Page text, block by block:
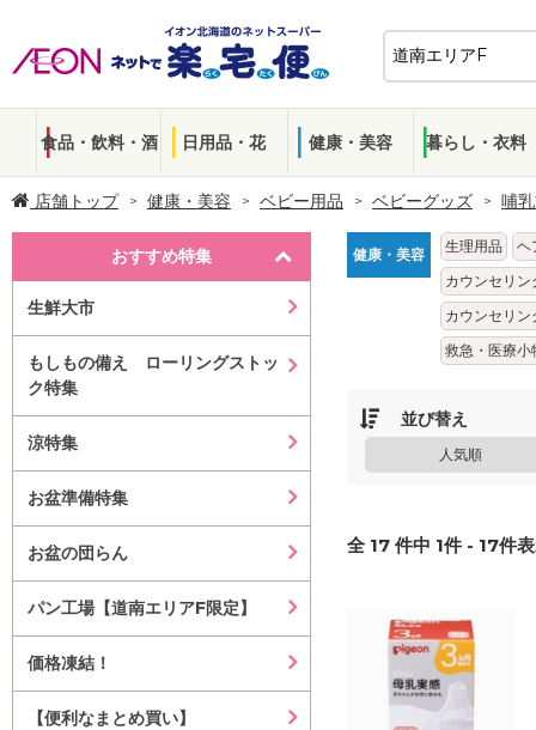
食品・飲料・酒 日用品・花 健康・美容 暮らし・衣料
店舗トップ 健康・美容 ベビー用品 ベビーグッズ 哺
おすすめ特集
生鮮大市
もしもの備え ローリングストッ
ク特集
涼特集
お盆準備特集
お盆の団らん
パン工場【道南エリアF限定】
価格凍結！
【便利なまとめ買い】
健康・美容 生理用品
ヘ
カウンセリ
カウンセリ
救急・医療小
並び替え
人気順
全 17 件中 1件 - 17件